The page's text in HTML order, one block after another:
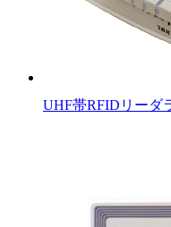
UHF帯RFIDリーダ